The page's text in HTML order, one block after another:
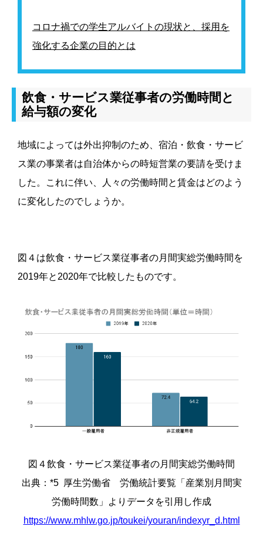
コロナ禍での学生アルバイトの現状と、採用を
強化する企業の目的とは
飲食・サービス業従事者の労働時間と
給与額の変化
地域によっては外出抑制のため、宿泊・飲食・サービ
ス業の事業者は自治体からの時短営業の要請を受けま
した。これに伴い、人々の労働時間と賃金はどのよう
に変化したのでしょうか。
図４は飲食・サービス業従事者の月間実総労働時間を
2019年と2020年で比較したものです。
図４飲食・サービス業従事者の月間実総労働時間
出典：*5 厚生労働省 労働統計要覧「産業別月間実
労働時間数」よりデータを引用し作成
https://www.mhlw.go.jp/toukei/youran/indexyr_d.html